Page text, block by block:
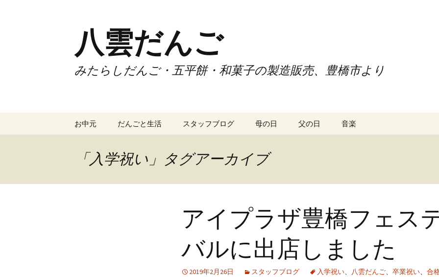
プ
八雲だんご
みたらしだんご・五平餅・和菓子の製造販売、豊橋市より
お中元 だんごと生活 スタッフブログ 母の日 父の日 音楽
「入学祝い」タグアーカイブ
アイプラザ豊橋フェス
バルに出店しました
2019年2月26日 スタッフブログ 入学祝い、 八雲だんご、 卒業祝い、 合